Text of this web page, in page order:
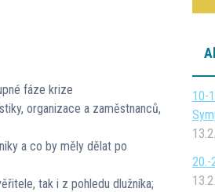
fáze krize
organizace a zaměstnanců,
a co by měly dělat po
tak i z pohledu dlužníka;
10-
20.-